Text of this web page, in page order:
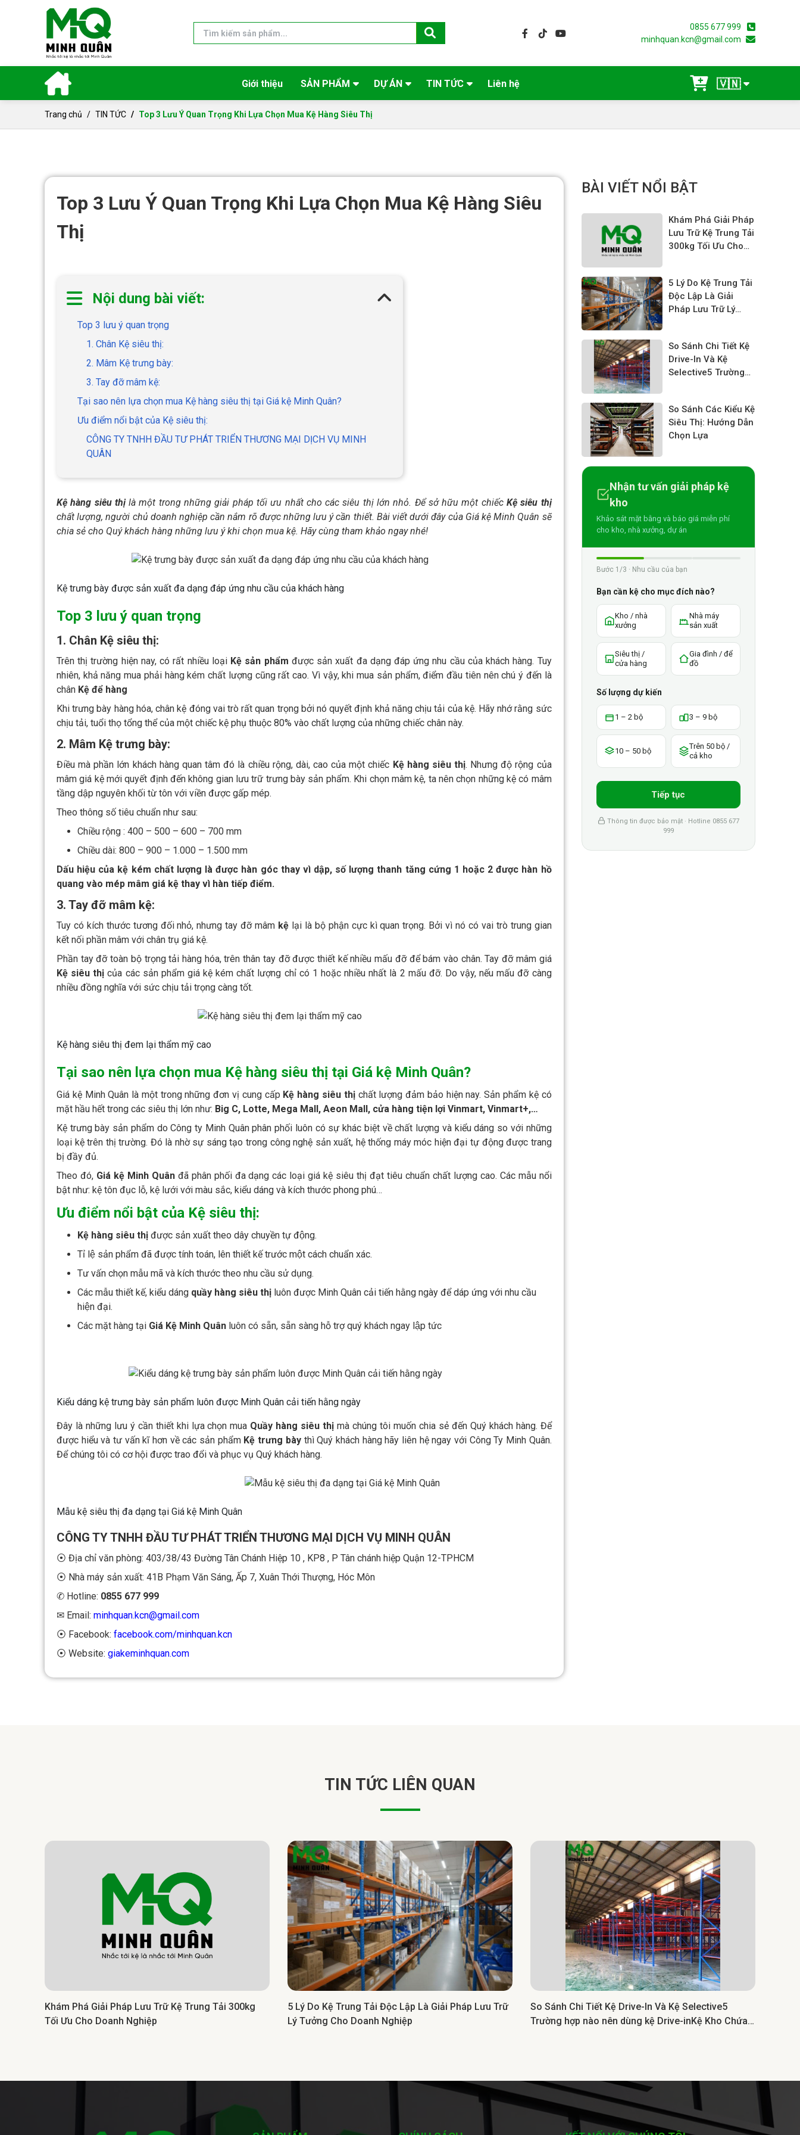
0855 677 999
minhquan.kcn@gmail.com
Giới thiệu SẢN PHẨM DỰ ÁN TIN TỨC Liên hệ 🇻🇳
Trang chủ TIN TỨC Top 3 Lưu Ý Quan Trọng Khi Lựa Chọn Mua Kệ Hàng Siêu Thị
Top 3 Lưu Ý Quan Trọng Khi Lựa Chọn Mua Kệ Hàng Siêu
Thị
Nội dung bài viết:
Top 3 lưu ý quan trọng
1. Chân Kệ siêu thị:
2. Mâm Kệ trưng bày:
3. Tay đỡ mâm kệ:
Tại sao nên lựa chọn mua Kệ hàng siêu thị tại Giá kệ Minh Quân?
Ưu điểm nổi bật của Kệ siêu thị:
CÔNG TY TNHH ĐẦU TƯ PHÁT TRIỂN THƯƠNG MẠI DỊCH VỤ MINH
QUÂN
Kệ hàng siêu thịlà một trong những giải pháp tối ưu nhất cho các siêu thị lớn nhỏ. Để sở hữu một chiếcKệ siêu thị
chất lượng, người chủ doanh nghiệp cần nắm rõ được những lưu ý cần thiết. Bài viết dưới đây của Giá kệ Minh Quân sẽ
chia sẻ cho Quý khách hàng những lưu ý khi chọn mua kệ. Hãy cùng tham khảo ngay nhé!
Kệ trưng bày được sản xuất đa dạng đáp ứng nhu cầu của khách hàng
Top 3 lưu ý quan trọng
1. Chân Kệ siêu thị:
Trên thị trường hiện nay, có rất nhiều loại Kệ sản phẩm được sản xuất đa dạng đáp ứng nhu cầu của khách hàng. Tuy
nhiên, khả năng mua phải hàng kém chất lượng cũng rất cao. Vì vậy, khi mua sản phẩm, điểm đầu tiên nên chú ý đến là
chân Kệ để hàng
Khi trưng bày hàng hóa, chân kệ đóng vai trò rất quan trọng bởi nó quyết định khả năng chịu tải của kệ. Hãy nhớ rằng sức
chịu tải, tuổi thọ tổng thể của một chiếc kệ phụ thuộc 80% vào chất lượng của những chiếc chân này.
2. Mâm Kệ trưng bày:
Điều mà phần lớn khách hàng quan tâm đó là chiều rộng, dài, cao của một chiếc Kệ hàng siêu thị. Nhưng độ rộng của
mâm giá kệ mới quyết định đến không gian lưu trữ trưng bày sản phẩm. Khi chọn mâm kệ, ta nên chọn những kệ có mâm
tầng dập nguyên khối từ tôn với viền được gấp mép.
Theo thông số tiêu chuẩn như sau:
Chiều rộng : 400 – 500 – 600 – 700 mm
Chiều dài: 800 – 900 – 1.000 – 1.500 mm
Dấu hiệu của kệ kém chất lượng là được hàn góc thay vì dập, số lượng thanh tăng cứng 1 hoặc 2 được hàn hồ
quang vào mép mâm giá kệ thay vì hàn tiếp điểm.
3. Tay đỡ mâm kệ:
Tuy có kích thước tương đối nhỏ, nhưng tay đỡ mâm kệ lại là bộ phận cực kì quan trọng. Bởi vì nó có vai trò trung gian
kết nối phần mâm với chân trụ giá kệ.
Phần tay đỡ toàn bộ trọng tải hàng hóa, trên thân tay đỡ được thiết kế nhiều mấu đỡ để bám vào chân. Tay đỡ mâm giá
Kệ siêu thị của các sản phẩm giá kệ kém chất lượng chỉ có 1 hoặc nhiều nhất là 2 mấu đỡ. Do vậy, nếu mấu đỡ càng
nhiều đồng nghĩa với sức chịu tải trọng càng tốt.
Kệ hàng siêu thị đem lại thẩm mỹ cao
Tại sao nên lựa chọn mua Kệ hàng siêu thị tại Giá kệ Minh Quân?
Giá kệ Minh Quân là một trong những đơn vị cung cấp Kệ hàng siêu thịchất lượng đảm bảo hiện nay. Sản phẩm kệ có
mặt hầu hết trong các siêu thị lớn như: Big C, Lotte, Mega Mall, Aeon Mall, cửa hàng tiện lợi Vinmart, Vinmart+,…
Kệ trưng bày sản phẩm do Công ty Minh Quân phân phối luôn có sự khác biệt về chất lượng và kiểu dáng so với những
loại kệ trên thị trường. Đó là nhờ sự sáng tạo trong công nghệ sản xuất, hệ thống máy móc hiện đại tự động được trang
bị đầy đủ.
Theo đó, Giá kệ Minh Quânđã phân phối đa dạng các loại giá kệ siêu thị đạt tiêu chuẩn chất lượng cao. Các mẫu nổi
bật như: kệ tôn đục lỗ, kệ lưới với màu sắc, kiểu dáng và kích thước phong phú…
Ưu điểm nổi bật của Kệ siêu thị:
Kệ hàng siêu thị được sản xuất theo dây chuyền tự động.
Tỉ lệ sản phẩm đã được tính toán, lên thiết kế trước một cách chuẩn xác.
Tư vấn chọn mẫu mã và kích thước theo nhu cầu sử dụng.
Các mẫu thiết kế, kiểu dáng quầy hàng siêu thị luôn được Minh Quân cải tiến hằng ngày để dáp ứng với nhu cầu
hiện đại.
Các mặt hàng tại Giá Kệ Minh Quân luôn có sẵn, sẵn sàng hỗ trợ quý khách ngay lập tức
Kiểu dáng kệ trưng bày sản phẩm luôn được Minh Quân cải tiến hằng ngày
Đây là những lưu ý cần thiết khi lựa chọn mua Quầy hàng siêu thị mà chúng tôi muốn chia sẻ đến Quý khách hàng. Để
được hiểu và tư vấn kĩ hơn về các sản phẩm Kệ trưng bày thì Quý khách hàng hãy liên hệ ngay với Công Ty Minh Quân.
Để chúng tôi có cơ hội được trao đổi và phục vụ Quý khách hàng.
Mẫu kệ siêu thị đa dạng tại Giá kệ Minh Quân
CÔNG TY TNHH ĐẦU TƯ PHÁT TRIỂN THƯƠNG MẠI DỊCH VỤ MINH QUÂN
⦿ Địa chỉ văn phòng: 403/38/43 Đường Tân Chánh Hiệp 10 , KP8 , P Tân chánh hiệp Quận 12-TPHCM
⦿ Nhà máy sản xuất: 41B Phạm Văn Sáng, Ấp 7, Xuân Thới Thượng, Hóc Môn
✆ Hotline: 0855 677 999
✉ Email: minhquan.kcn@gmail.com
⦿ Facebook: facebook.com/minhquan.kcn
⦿ Website: giakeminhquan.com
BÀI VIẾT NỔI BẬT
Khám Phá Giải Pháp
Lưu Trữ Kệ Trung Tải
300kg Tối Ưu Cho
5 Lý Do Kệ Trung Tải
Độc Lập Là Giải
Pháp Lưu Trữ Lý
So Sánh Chi Tiết Kệ
Drive-In Và Kệ
Selective5 Trường
Chứa Pallet
Selective Drive-in:
Tối Ưu Diện Tích,
Lưu Trữ
So Sánh Các Kiểu Kệ
Siêu Thị: Hướng Dẫn
Chọn Lựa
Nhận tư vấn giải pháp kệ
kho
Khảo sát mặt bằng và báo giá miễn phí
cho kho, nhà xưởng, dự án
Bước 1/3 · Nhu cầu của bạn
Bạn cần kệ cho mục đích nào?
Kho / nhà
xưởng
Nhà máy
sản xuất
Siêu thị /
cửa hàng
Gia đình / để
đồ
Số lượng dự kiến
1 – 2 bộ 3 – 9 bộ
10 – 50 bộ
Trên 50 bộ /
cả kho
Tiếp tục
Thông tin được bảo mật · Hotline 0855 677
999
TIN TỨC LIÊN QUAN
Khám Phá Giải Pháp Lưu Trữ Kệ Trung Tải 300kg
Tối Ưu Cho Doanh Nghiệp
5 Lý Do Kệ Trung Tải Độc Lập Là Giải Pháp Lưu Trữ
Lý Tưởng Cho Doanh Nghiệp
So Sánh Chi Tiết Kệ Drive-In Và Kệ Selective5
Trường hợp nào nên dùng kệ Drive-inKệ Kho Chứa